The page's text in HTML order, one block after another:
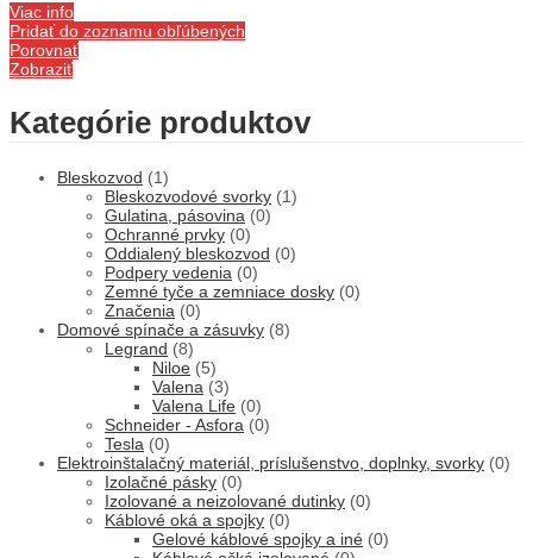
Viac info
Pridať do zoznamu obľúbených
Porovnať
Zobraziť
Kategórie produktov
Bleskozvod (1)
Bleskozvodové svorky (1)
Gulatina, pásovina (0)
Ochranné prvky (0)
Oddialený bleskozvod (0)
Podpery vedenia (0)
Zemné tyče a zemniace dosky (0)
Značenia (0)
Domové spínače a zásuvky (8)
Legrand (8)
Niloe (5)
Valena (3)
Valena Life (0)
Schneider - Asfora (0)
Tesla (0)
Elektroinštalačný materiál, príslušenstvo, doplnky, svorky (0)
Izolačné pásky (0)
Izolované a neizolované dutinky (0)
Káblové oká a spojky (0)
Gelové káblové spojky a iné (0)